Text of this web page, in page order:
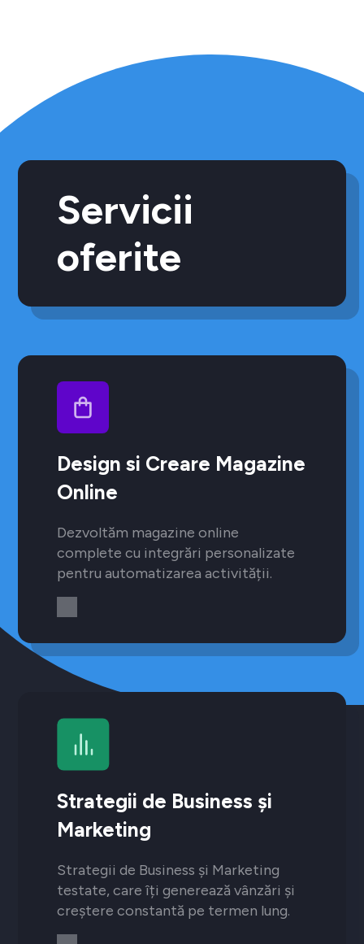
Servicii
oferite
Design si Creare Magazine
Online
Dezvoltăm magazine online
complete cu integrări personalizate
pentru automatizarea activității.
Strategii de Business și
Marketing
Strategii de Business și Marketing
testate, care îți generează vânzări și
creștere constantă pe termen lung.